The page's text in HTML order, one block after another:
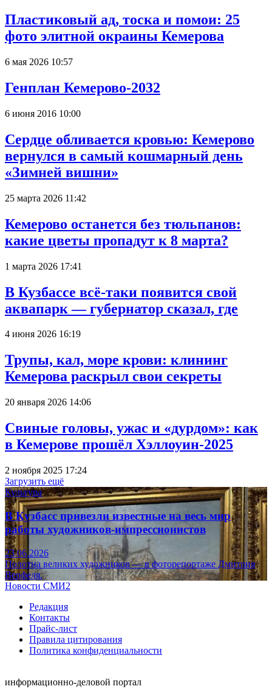
Пластиковый ад, тоска и помои: 25
фото элитной окраины Кемерова
6 мая 2026 10:57
Генплан Кемерово-2032
6 июня 2016 10:00
Сердце обливается кровью: Кемерово
вернулся в самый кошмарный день
«Зимней вишни»
25 марта 2026 11:42
Кемерово останется без тюльпанов:
какие цветы пропадут к 8 марта?
1 марта 2026 17:41
В Кузбассе всё-таки появится свой
аквапарк — губернатор сказал, где
4 июня 2026 16:19
Трупы, кал, море крови: клининг
Кемерова раскрыл свои секреты
20 января 2026 14:06
Свиные головы, ужас и «дурдом»: как
в Кемерове прошёл Хэллоуин-2025
2 ноября 2025 17:24
Загрузить ещё
Культура
В Кузбасс привезли известные на весь мир
работы художников-импрессионистов
23.06.2026
Полотна великих художников — в фоторепортаже Дмитрия
Верфеля.
Новости СМИ2
Редакция
Контакты
Прайс-лист
Правила цитирования
Политика конфиденциальности
информационно-деловой портал